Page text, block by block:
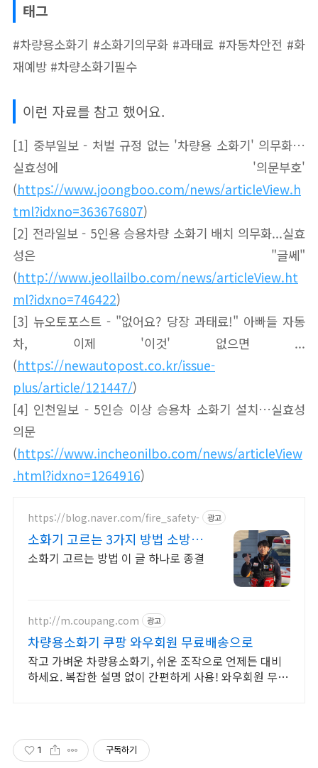
태그
#차량용소화기 #소화기의무화 #과태료 #자동차안전 #화
재예방 #차량소화기필수
이런 자료를 참고 했어요.
[1] 중부일보 - 처벌 규정 없는 '차량용 소화기' 의무화…
실효성에 '의문부호'
(https://www.joongboo.com/news/articleView.h
tml?idxno=363676807)
[2] 전라일보 - 5인용 승용차량 소화기 배치 의무화...실효
성은 "글쎄"
(http://www.jeollailbo.com/news/articleView.ht
ml?idxno=746422)
[3] 뉴오토포스트 - "없어요? 당장 과태료!" 아빠들 자동
차, 이제 '이것' 없으면 ...
(https://newautopost.co.kr/issue-
plus/article/121447/)
[4] 인천일보 - 5인승 이상 승용차 소화기 설치…실효성
의문
(https://www.incheonilbo.com/news/articleView
.html?idxno=1264916)
https://blog.naver.com/fire_safety- 광고
소화기 고르는 3가지 방법 소방안
전교육사가 직접 밝혔다
소화기 고르는 방법 이 글 하나로 종결
http://m.coupang.com 광고
차량용소화기 쿠팡 와우회원 무료배송으로
작고 가벼운 차량용소화기, 쉬운 조작으로 언제든 대비
하세요. 복잡한 설명 없이 간편하게 사용! 와우회원 무제
1 구독하기